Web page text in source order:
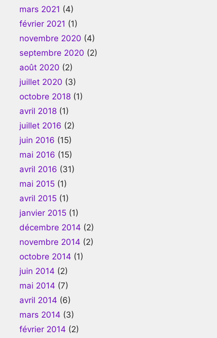
mars 2021 (4)
février 2021 (1)
novembre 2020 (4)
septembre 2020 (2)
août 2020 (2)
juillet 2020 (3)
octobre 2018 (1)
avril 2018 (1)
juillet 2016 (2)
juin 2016 (15)
mai 2016 (15)
avril 2016 (31)
mai 2015 (1)
avril 2015 (1)
janvier 2015 (1)
décembre 2014 (2)
novembre 2014 (2)
octobre 2014 (1)
juin 2014 (2)
mai 2014 (7)
avril 2014 (6)
mars 2014 (3)
février 2014 (2)